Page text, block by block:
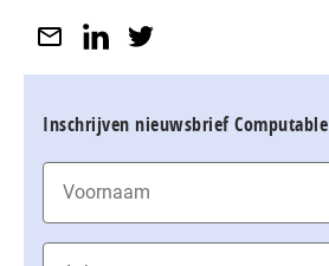
Inschrijven nieuwsbrief Computable